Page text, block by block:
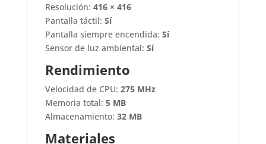
Resolución: 416 × 416
Pantalla táctil: Sí
Pantalla siempre encendida: Sí
Sensor de luz ambiental: Sí
Rendimiento
Velocidad de CPU: 275 MHz
Memoria total: 5 MB
Almacenamiento: 32 MB
Materiales